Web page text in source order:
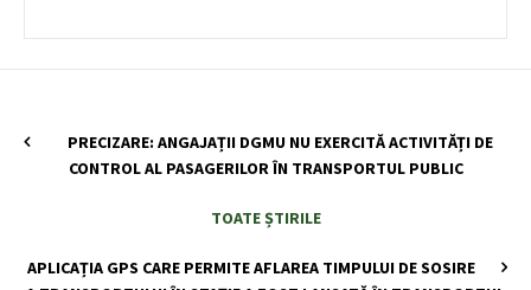
PRECIZARE: ANGAJAȚII DGMU NU EXERCITĂ ACTIVITĂȚI DE
CONTROL AL PASAGERILOR ÎN TRANSPORTUL PUBLIC
TOATE ȘTIRILE
APLICAȚIA GPS CARE PERMITE AFLAREA TIMPULUI DE SOSIRE